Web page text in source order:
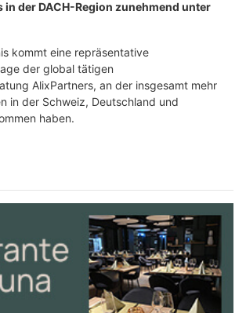
in der DACH-Region zunehmend unter
kommt eine repräsentative
der global tätigen
AlixPartners, an der insgesamt mehr
in der Schweiz, Deutschland und
haben.